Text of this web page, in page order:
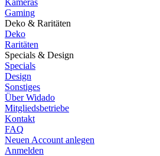
Kameras
Gaming
Deko & Raritäten
Deko
Raritäten
Specials & Design
Specials
Design
Sonstiges
Über Widado
Mitgliedsbetriebe
Kontakt
FAQ
Neuen Account anlegen
Anmelden